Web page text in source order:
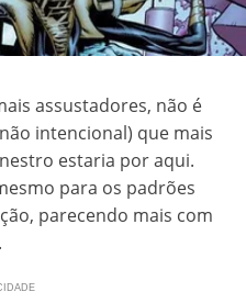
assustadores, não é
intencional) que mais
estaria por aqui.
para os padrões
parecendo mais com